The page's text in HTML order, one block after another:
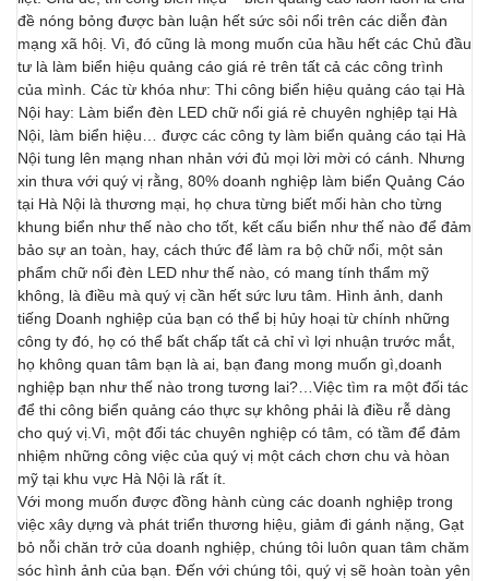
đề nóng bỏng được bàn luận hết sức sôi nổi trên các diễn đàn
mạng xã hôị. Vì, đó cũng là mong muốn của hầu hết các Chủ đầu
tư là làm biển hiệu quảng cáo giá rẻ trên tất cả các công trình
của mình. Các từ khóa như: Thi công biển hiệu quảng cáo tại Hà
Nội hay: Làm biển đèn LED chữ nổi giá rẻ chuyên nghịêp tại Hà
Nội, làm biển hiệu… được các công ty làm biển quảng cáo tại Hà
Nội tung lên mạng nhan nhản với đủ mọi lời mời có cánh. Nhưng
xin thưa với quý vị rằng, 80% doanh nghiệp làm biển Quảng Cáo
tại Hà Nội là thương mại, họ chưa từng biết mối hàn cho từng
khung biển như thế nào cho tốt, kết cấu biển như thế nào để đảm
bảo sự an toàn, hay, cách thức để làm ra bộ chữ nổi, một sản
phẩm chữ nổi đèn LED như thế nào, có mang tính thẩm mỹ
không, là điều mà quý vị cần hết sức lưu tâm. Hình ảnh, danh
tiếng Doanh nghiệp của bạn có thể bị hủy hoại từ chính những
công ty đó, họ có thể bất chấp tất cả chỉ vì lợi nhuận trước mắt,
họ không quan tâm bạn là ai, bạn đang mong muốn gì,doanh
nghiệp bạn như thế nào trong tương lai?…Việc tìm ra một đối tác
để thi công biển quảng cáo thực sự không phải là điều rễ dàng
cho quý vị.Vì, một đối tác chuyên nghiệp có tâm, có tầm để đảm
nhiệm những công việc của quý vị một cách chơn chu và hòan
mỹ tại khu vực Hà Nội là rất ít.
Với mong muốn được đồng hành cùng các doanh nghiệp trong
việc xây dựng và phát triển thương hiệu, giảm đi gánh nặng, Gạt
bỏ nỗi chăn trở của doanh nghiệp, chúng tôi luôn quan tâm chăm
sóc hình ảnh của bạn. Đến với chúng tôi, quý vị sẽ hoàn toàn yên